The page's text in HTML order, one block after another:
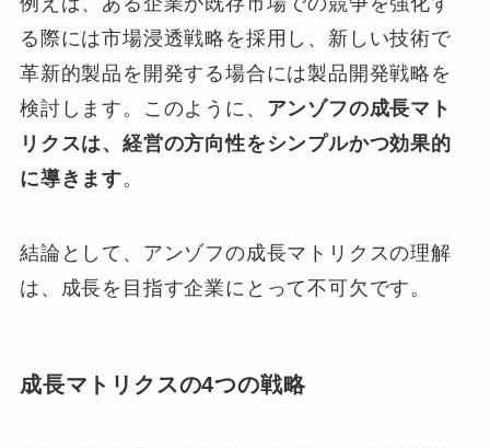
る際には市場浸透戦略を採用し、新しい技術で
革新的製品を開発する場合には製品開発戦略を
検討します。このように、 アンゾフの成長マト
リクスは、経営の方向性をシンプルかつ効果的
に導きます。
結論として、アンゾフの成長マトリクスの理解
は、成長を目指す企業にとって不可欠です。
成長マトリクスの4つの戦略